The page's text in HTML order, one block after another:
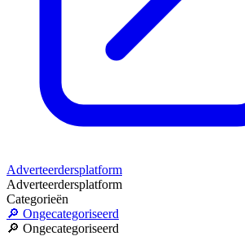
Adverteerdersplatform
Adverteerdersplatform
Categorieën
🔎 Ongecategoriseerd
🔎 Ongecategoriseerd